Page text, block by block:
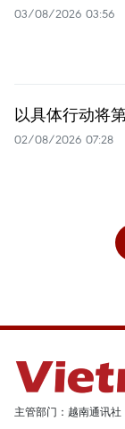
03/08/2026 03:56
以具体行动将
02/08/2026 07:28
主管部门：越南通讯社